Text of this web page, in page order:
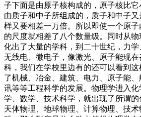
子下面是由原子核构成的，原子核比
由质子和中子所组成的，质子和中子
样又要相差一万倍。所以即使一个原
的尺度就相差了八个数量级。同时从
化出了大量的学科，到二十世纪，力学
无线电、微电子，像激光、原子能现
科，我们在学校里边有的还可以看到
了机械、冶金、建筑、电力、原子能
讯等等工程科学的发展。物理学进入
学、数学、技术科学，就出现了所谓的
天体物理、地球物理、计算物理、技